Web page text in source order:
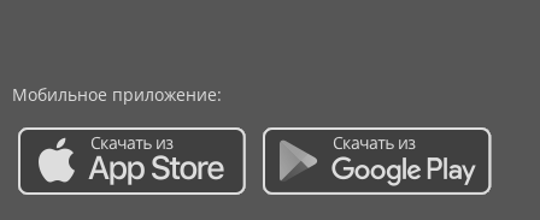
Мобильное приложение: